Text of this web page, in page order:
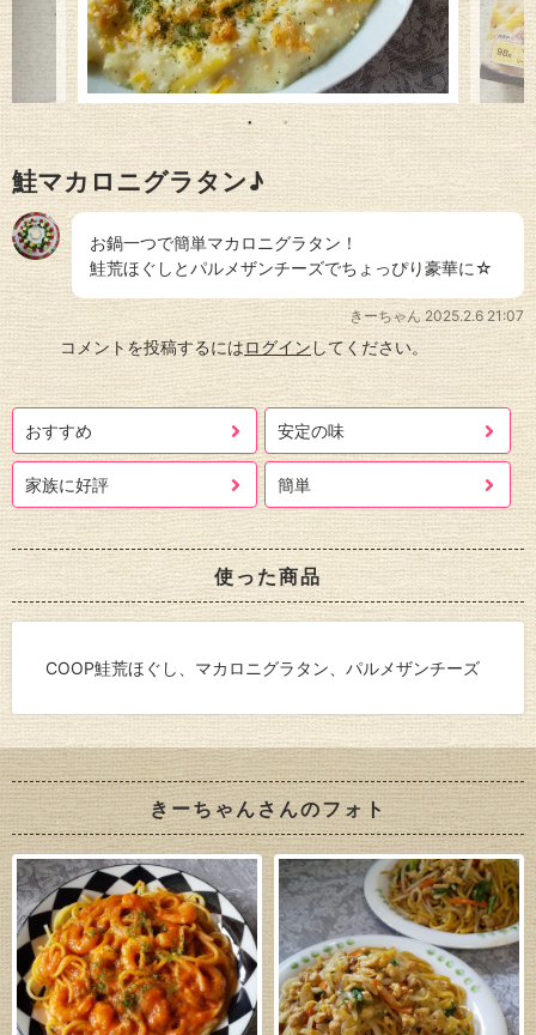
鮭マカロニグラタン♪
お鍋一つで簡単マカロニグラタン！
鮭荒ほぐしとパルメザンチーズでちょっぴり豪華に☆
きーちゃん 2025.2.6 21:07
コメントを投稿するにはログインしてください。
おすすめ 安定の味
家族に好評 簡単
使った商品
COOP鮭荒ほぐし、マカロニグラタン、パルメザンチーズ
きーちゃんさんのフォト